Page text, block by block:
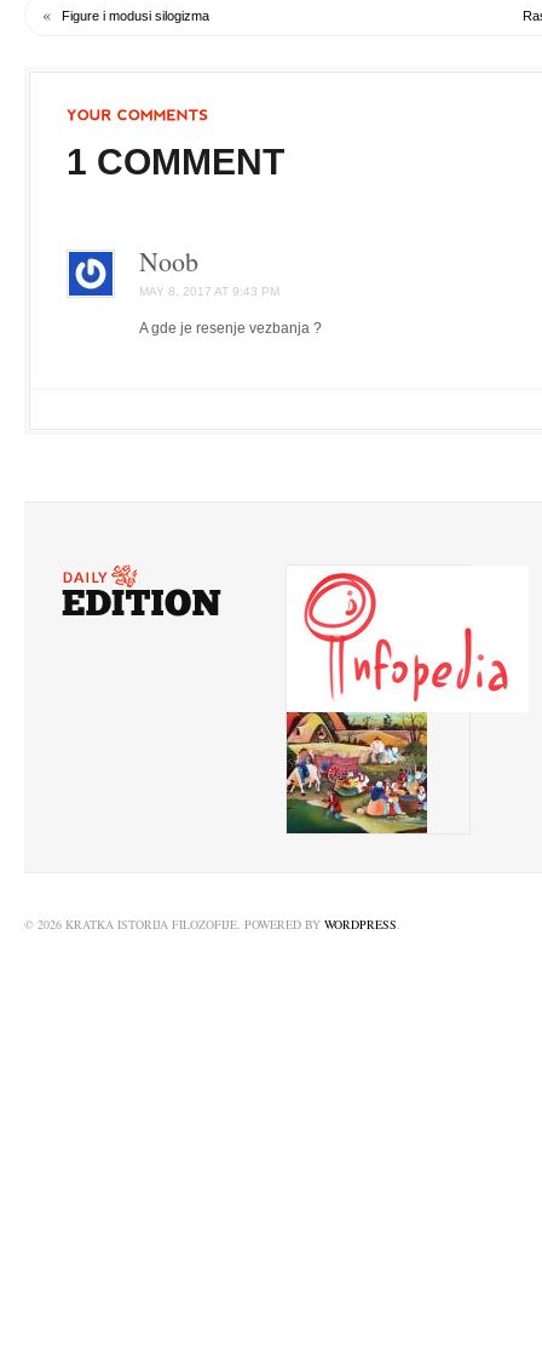
« Figure i modusi silogizma
1 COMMENT
Noob
MAY 8, 2017 AT 9:43 PM
A gde je resenje vezbanja ?
© 2026 KRATKA ISTORIJA FILOZOFIJE. POWERED BY WORDPRESS.